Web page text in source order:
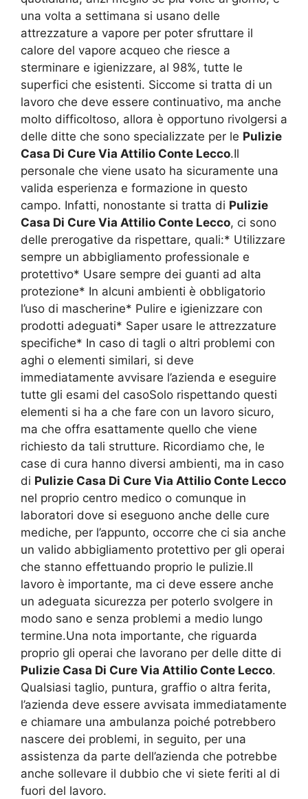
una volta a settimana si usano delle
attrezzature a vapore per poter sfruttare il
calore del vapore acqueo che riesce a
sterminare e igienizzare, al 98%, tutte le
superfici che esistenti. Siccome si tratta di un
lavoro che deve essere continuativo, ma anche
molto difficoltoso, allora è opportuno rivolgersi a
delle ditte che sono specializzate per le Pulizie
Casa Di Cure Via Attilio Conte Lecco.Il
personale che viene usato ha sicuramente una
valida esperienza e formazione in questo
campo. Infatti, nonostante si tratta di Pulizie
Casa Di Cure Via Attilio Conte Lecco, ci sono
delle prerogative da rispettare, quali:* Utilizzare
sempre un abbigliamento professionale e
protettivo* Usare sempre dei guanti ad alta
protezione* In alcuni ambienti è obbligatorio
l’uso di mascherine* Pulire e igienizzare con
prodotti adeguati* Saper usare le attrezzature
specifiche* In caso di tagli o altri problemi con
aghi o elementi similari, si deve
immediatamente avvisare l’azienda e eseguire
tutte gli esami del casoSolo rispettando questi
elementi si ha a che fare con un lavoro sicuro,
ma che offra esattamente quello che viene
richiesto da tali strutture. Ricordiamo che, le
case di cura hanno diversi ambienti, ma in caso
di Pulizie Casa Di Cure Via Attilio Conte Lecco
nel proprio centro medico o comunque in
laboratori dove si eseguono anche delle cure
mediche, per l’appunto, occorre che ci sia anche
un valido abbigliamento protettivo per gli operai
che stanno effettuando proprio le pulizie.Il
lavoro è importante, ma ci deve essere anche
un adeguata sicurezza per poterlo svolgere in
modo sano e senza problemi a medio lungo
termine.Una nota importante, che riguarda
proprio gli operai che lavorano per delle ditte di
Pulizie Casa Di Cure Via Attilio Conte Lecco.
Qualsiasi taglio, puntura, graffio o altra ferita,
l’azienda deve essere avvisata immediatamente
e chiamare una ambulanza poiché potrebbero
nascere dei problemi, in seguito, per una
assistenza da parte dell’azienda che potrebbe
anche sollevare il dubbio che vi siete feriti al di
fuori del lavoro.